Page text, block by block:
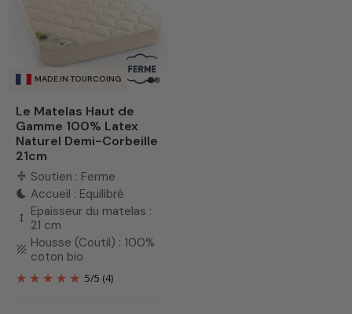
MADE IN TOURCOING
Le Matelas Haut de
Gamme 100% Latex
Naturel Demi-Corbeille
21cm
compress Soutien : Ferme
bedtime Accueil : Equilibré
height
Epaisseur du matelas :
21 cm
texture Housse (Coutil) : 100%
coton bio
5/5 (4)